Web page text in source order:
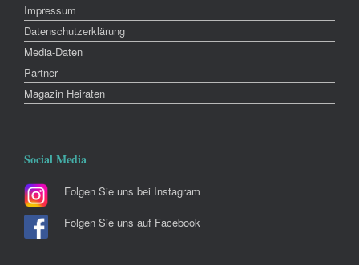
Impressum
Datenschutzerklärung
Media-Daten
Partner
Magazin Heiraten
Social Media
Folgen Sie uns bei Instagram
Folgen Sie uns auf Facebook